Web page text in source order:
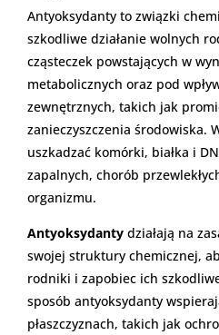
Antyoksydanty to związki
szkodliwe działanie wolnych
cząsteczek powstających w
metabolicznych oraz pod
zewnętrznych, takich jak
zanieczyszczenia środowiska.
uszkadzać komórki, białka i
zapalnych, chorób
organizmu.
Antyoksydanty działają na
swojej struktury chemicznej,
rodniki i zapobiec ich
sposób antyoksydanty
płaszczyznach, takich jak